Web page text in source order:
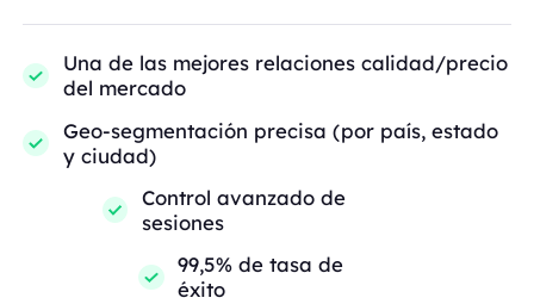
Una de las mejores relaciones calidad/precio
del mercado
Geo-segmentación precisa (por país, estado
y ciudad)
Control avanzado de
sesiones
99,5% de tasa de
éxito